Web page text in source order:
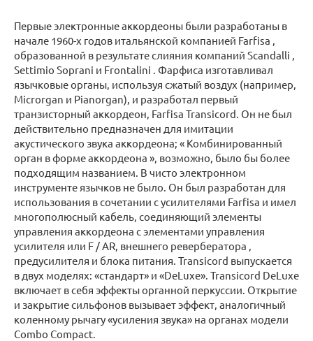
Первые электронные аккордеоны были разработаны в
начале 1960-х годов итальянской компанией Farfisa ,
образованной в результате слияния компаний Scandalli ,
Settimio Soprani и Frontalini . Фарфиса изготавливал
язычковые органы, используя сжатый воздух (например,
Microrgan и Pianorgan), и разработал первый
транзисторный аккордеон, Farfisa Transicord. Он не был
действительно предназначен для имитации
акустического звука аккордеона; « Комбинированный
орган в форме аккордеона », возможно, было бы более
подходящим названием. В чисто электронном
инструменте язычков не было. Он был разработан для
использования в сочетании с усилителями Farfisa и имел
многополюсный кабель, соединяющий элементы
управления аккордеона с элементами управления
усилителя или F / AR, внешнего ревербератора ,
предусилителя и блока питания. Transicord выпускается
в двух моделях: «стандарт» и «DeLuxe». Transicord DeLuxe
включает в себя эффекты органной перкуссии. Открытие
и закрытие сильфонов вызывает эффект, аналогичный
коленному рычагу «усиления звука» на органах модели
Combo Compact.